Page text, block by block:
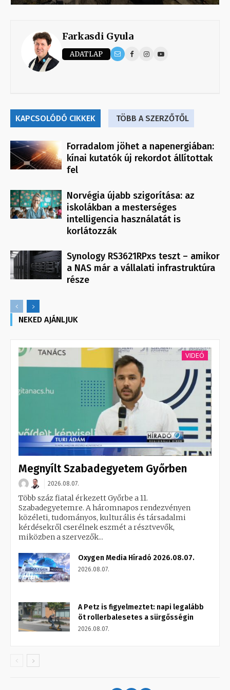
Farkasdi Gyula
ADATLAP
KAPCSOLÓDÓ CIKKEK TÖBB A SZERZŐTŐL
Forradalom jöhet a napenergiában:
kínai kutatók új rekordot állítottak
fel
Norvégia újabb szigorítása: az
iskolákban a mesterséges
intelligencia használatát is
korlátozzák
Synology RS3621RPxs teszt – amikor
a NAS már a vállalati infrastruktúra
része
NEKED AJÁNLJUK
VIDEÓ
Megnyílt Szabadegyetem Győrben
2026.08.07.
Több száz fiatal érkezett Győrbe a 11.
Szabadegyetemre. A háromnapos rendezvényen
közéleti, tudományos, kulturális és társadalmi
kérdésekről cserélnek eszmét a résztvevők,
miközben a szervezők...
Oxygen Media Híradó 2026.08.07.
2026.08.07.
A Petz is figyelmeztet: napi legalább
öt rollerbalesetes a sürgősségin
2026.08.07.